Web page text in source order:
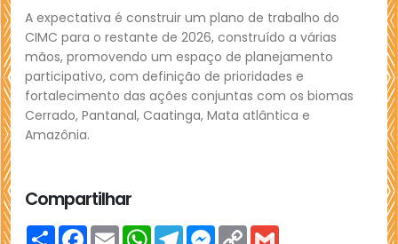
A expectativa é construir um plano de trabalho do
CIMC para o restante de 2026, construído a várias
mãos, promovendo um espaço de planejamento
participativo, com definição de prioridades e
fortalecimento das ações conjuntas com os biomas
Cerrado, Pantanal, Caatinga, Mata atlântica e
Amazônia.
Compartilhar
Compartilhar
Facebook
Email WhatsAppTelegramMessenger
Copy